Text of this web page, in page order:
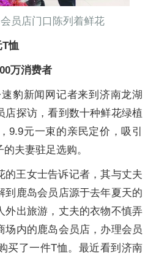
员店门口陈列着鲜花
T恤
万消费者
新闻网记者来到济南龙湖
店探访，看到数十种鲜花绿植
9.9元一束的亲民定价，吸引
夫妻驻足选购。
王女士告诉记者，其与丈夫
到鹿岛会员店源于去年夏天的
外出旅游，丈夫的衣物不慎弄
场内的鹿岛会员店，办理会员
买了一件T恤。最近看到济南